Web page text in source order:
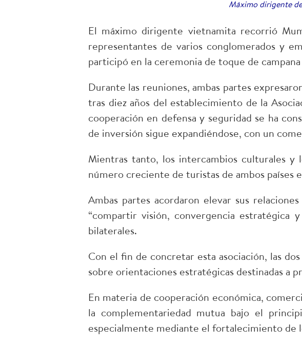
Máximo dirigente
El máximo dirigente vietnamita recorrió
representantes de varios conglomerados y
participó en la ceremonia de toque de
Durante las reuniones, ambas partes
tras diez años del establecimiento de la
cooperación en defensa y seguridad se ha
de inversión sigue expandiéndose, con un
Mientras tanto, los intercambios culturales y
número creciente de turistas de ambos países
Ambas partes acordaron elevar sus
“compartir visión, convergencia estratégica
bilaterales.
Con el fin de concretar esta asociación, las
sobre orientaciones estratégicas destinadas a
En materia de cooperación económica,
la complementariedad mutua bajo el
especialmente mediante el fortalecimiento de